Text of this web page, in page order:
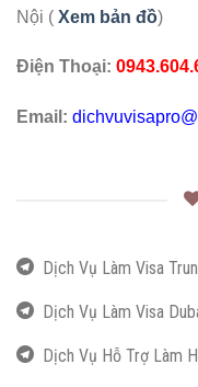
Nội ( Xem bản đồ)
Điện Thoại:
Email:
Dịch Vụ Làm Visa
Dịch Vụ Làm Visa
Dịch Vụ Hỗ Trợ Làm